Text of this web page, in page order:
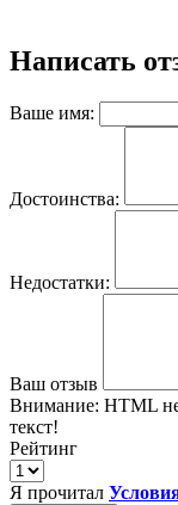
Написать
Ваше имя:
Достоинства:
Недостатки:
Ваш отзыв
Внимание: HTML
текст!
Рейтинг
Я прочитал